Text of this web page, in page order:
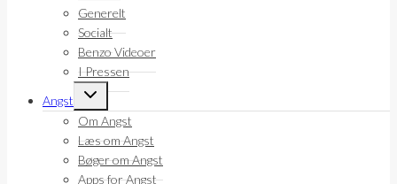
Generelt
Socialt
Benzo Videoer
I Pressen
Angst
Skift
undermenu
Om Angst
Læs om Angst
Bøger om Angst
Apps for Angst